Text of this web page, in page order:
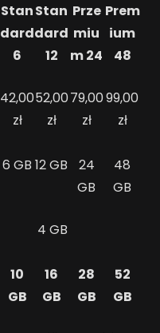
Stan
dard
6
Stan
dard
12
Prze
miu
m 24
Prem
ium
48
42,00
zł
52,00
zł
79,00
zł
99,00
zł
6 GB 12 GB
24
GB
48
GB
4 GB
10
GB
16
GB
28
GB
52
GB